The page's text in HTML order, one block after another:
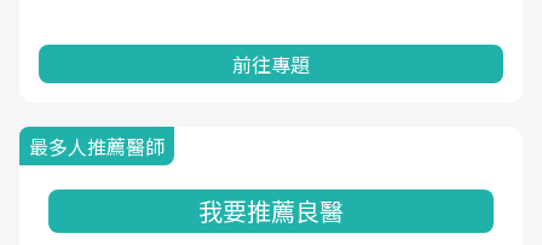
前往專題
最多人推薦醫師
我要推薦良醫